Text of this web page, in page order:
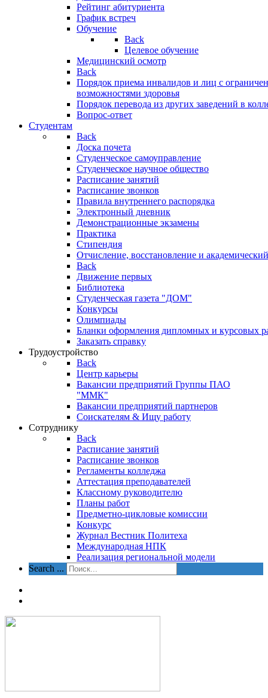
Рейтинг абитуриента
График встреч
Обучение
Back
Целевое обучение
Медицинский осмотр
Back
Порядок приема инвалидов и лиц с
возможностями здоровья
Порядок перевода из других заведений в
Вопрос-ответ
Студентам
Back
Доска почета
Студенческое самоуправление
Студенческое научное общество
Расписание занятий
Расписание звонков
Правила внутреннего распорядка
Электронный дневник
Демонстрационные экзамены
Практика
Стипендия
Отчисление, восстановление и
Back
Движение первых
Библиотека
Студенческая газета "ДОМ"
Конкурсы
Олимпиады
Бланки оформления дипломных и курсовых
Заказать справку
Трудоустройство
Back
Центр карьеры
Вакансии предприятий Группы ПАО
"ММК"
Вакансии предприятий партнеров
Соискателям & Ищу работу
Сотруднику
Back
Расписание занятий
Расписание звонков
Регламенты колледжа
Аттестация преподавателей
Классному руководителю
Планы работ
Предметно-цикловые комиссии
Конкурс
Журнал Вестник Политеха
Международная НПК
Реализация региональной модели
Search ...